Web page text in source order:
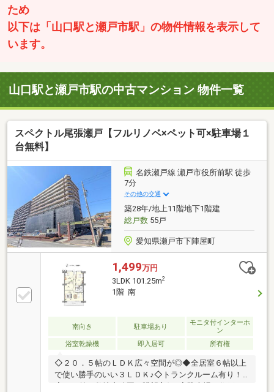
ため
以下は「山口駅と瀬戸市駅」の物件情報を表示して
います。
山口駅と瀬戸市駅の中古マンション 物件一覧
スペクトル尾張瀬戸【フルリノベ×ペット可×駐車場１
台無料】
名鉄瀬戸線 瀬戸市役所前駅 徒歩
7分
その他の交通
築28年/地上11階地下1階建
総戸数55戸
愛知県瀬戸市下陣屋町
1,499万円
3LDK 101.25m2
1階 南
南向き 駐車場あり
モニタ付インターホ
ン
浴室乾燥機
即入居可 所有権
◇２０．５帖のＬＤＫ広々空間が◎◆全居室６帖以上
で使い勝手のいい３ＬＤＫ♪◇トランクルーム有り！